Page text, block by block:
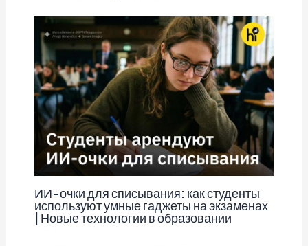
ИИ-очки для списывания: как студенты
используют умные гаджеты на экзаменах
| Новые технологии в образовании